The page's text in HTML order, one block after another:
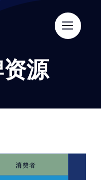
源